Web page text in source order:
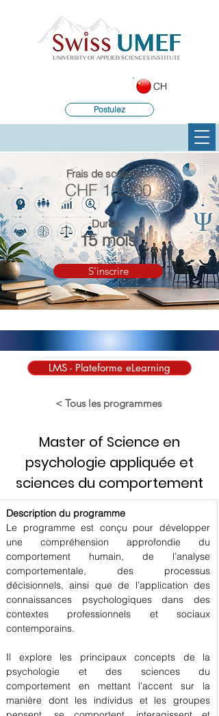
Postulez
CH
Frais de scolarité :
CHF 15,900
Durée :
15 mois
S'inscrire
LMS - Plateforme eLearning
< Tous les programmes
Master of Science en
psychologie appliquée et
sciences du comportement
Description du programme
Le programme est conçu pour développer
une compréhension approfondie du
comportement humain, de l’analyse
comportementale, des processus
décisionnels, ainsi que de l’application des
connaissances psychologiques dans des
contextes professionnels et sociaux
contemporains.
Il explore les principaux concepts de la
psychologie et des sciences du
comportement en mettant l’accent sur la
manière dont les individus et les groupes